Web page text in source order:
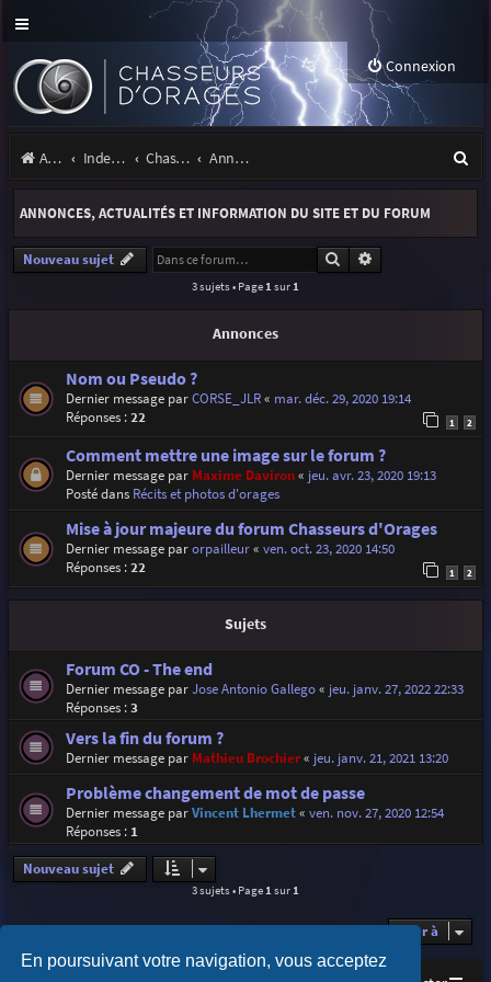
En poursuivant votre navigation, vous acceptez
Connexion
Accueil Index du forum Chasseurs d'Orages Annonces, actualités et information du site et du forum
e
e
ANNONCES, ACTUALITÉS ET INFORMATION DU SITE ET DU FORUM
Nouveau sujet Rechercher
3 sujets • Page 1 sur 1
Annonces
Nom ou Pseudo ?
Dernier message parCORSE_JLR« mar. déc. 29, 2020 19:14
Réponses :22 1 2
Comment mettre une image sur le forum ?
Dernier message par Maxime Daviron« jeu. avr. 23, 2020 19:13
Posté dans Récits et photos d'orages
Mise à jour majeure du forum Chasseurs d'Orages
Dernier message parorpailleur« ven. oct. 23, 2020 14:50
Réponses :22 1 2
Sujets
Forum CO - The end
Dernier message parJose Antonio Gallego« jeu. janv. 27, 2022 22:33
Réponses :3
Vers la fin du forum ?
Dernier message par Mathieu Brochier« jeu. janv. 21, 2021 13:20
Problème changement de mot de passe
Dernier message parVincent Lhermet« ven. nov. 27, 2020 12:54
Réponses : 1
Nouveau sujet
3 sujets • Page1sur1
Aller à